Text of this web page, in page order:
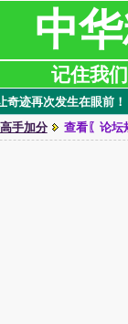
中
记住我
迹再次发生在眼前！
手加分 查看〖论坛